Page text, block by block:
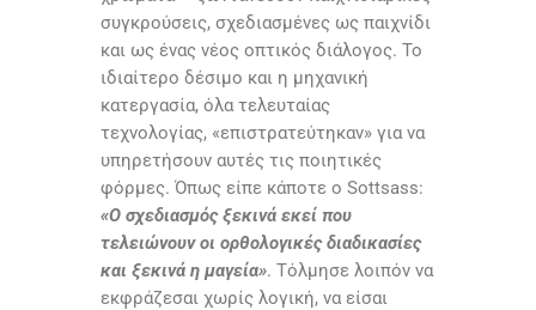
συγκρούσεις, σχεδιασμένες ως παιχνίδι
και ως ένας νέος οπτικός διάλογος. Το
ιδιαίτερο δέσιμο και η μηχανική
κατεργασία, όλα τελευταίας
τεχνολογίας, «επιστρατεύτηκαν» για να
υπηρετήσουν αυτές τις ποιητικές
φόρμες. Όπως είπε κάποτε ο Sottsass:
«Ο σχεδιασμός ξεκινά εκεί που
τελειώνουν οι ορθολογικές διαδικασίες
και ξεκινά η μαγεία». Τόλμησε λοιπόν να
εκφράζεσαι χωρίς λογική, να είσαι